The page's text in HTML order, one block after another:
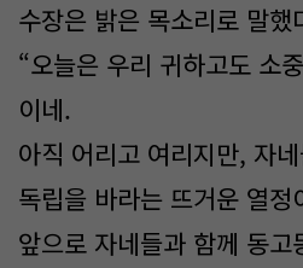
수장은 밝은 목소리로 말했
“오늘은 우리 귀하고도 소
이네.
아직 어리고 여리지만, 자
독립을 바라는 뜨거운 열정
앞으로 자네들과 함께 동